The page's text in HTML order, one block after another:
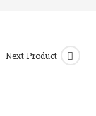
Next Product